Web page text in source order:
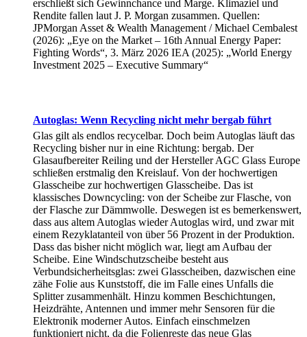
erschließt sich Gewinnchance und Marge. Klimaziel und
Rendite fallen laut J. P. Morgan zusammen. Quellen:
JPMorgan Asset & Wealth Management / Michael Cembalest
(2026): „Eye on the Market – 16th Annual Energy Paper:
Fighting Words“, 3. März 2026 IEA (2025): „World Energy
Investment 2025 – Executive Summary“
Autoglas: Wenn Recycling nicht mehr bergab führt
Glas gilt als endlos recycelbar. Doch beim Autoglas läuft das
Recycling bisher nur in eine Richtung: bergab. Der
Glasaufbereiter Reiling und der Hersteller AGC Glass Europe
schließen erstmalig den Kreislauf. Von der hochwertigen
Glasscheibe zur hochwertigen Glasscheibe. Das ist
klassisches Downcycling: von der Scheibe zur Flasche, von
der Flasche zur Dämmwolle. Deswegen ist es bemerkenswert,
dass aus altem Autoglas wieder Autoglas wird, und zwar mit
einem Rezyklatanteil von über 56 Prozent in der Produktion.
Dass das bisher nicht möglich war, liegt am Aufbau der
Scheibe. Eine Windschutzscheibe besteht aus
Verbundsicherheitsglas: zwei Glasscheiben, dazwischen eine
zähe Folie aus Kunststoff, die im Falle eines Unfalls die
Splitter zusammenhält. Hinzu kommen Beschichtungen,
Heizdrähte, Antennen und immer mehr Sensoren für die
Elektronik moderner Autos. Einfach einschmelzen
funktioniert nicht, da die Folienreste das neue Glas